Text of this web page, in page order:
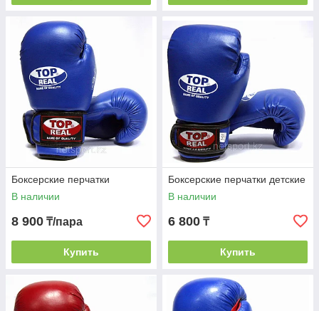
Боксерские перчатки
В наличии
8 900 ₸/пара
Купить
Боксерские перчатки детские
В наличии
6 800 ₸
Купить